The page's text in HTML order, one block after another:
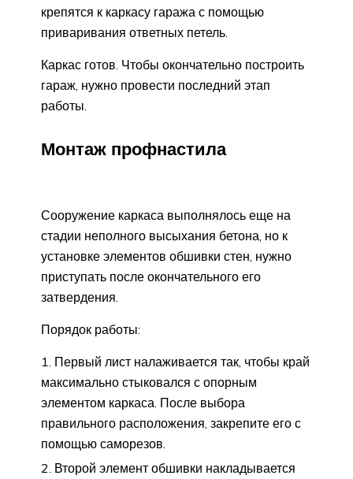
крепятся к каркасу гаража с помощью
приваривания ответных петель.
Каркас готов. Чтобы окончательно построить
гараж, нужно провести последний этап
работы.
Монтаж профнастила
Сооружение каркаса выполнялось еще на
стадии неполного высыхания бетона, но к
установке элементов обшивки стен, нужно
приступать после окончательного его
затвердения.
Порядок работы:
Первый лист налаживается так, чтобы край
максимально стыковался с опорным
элементом каркаса. После выбора
правильного расположения, закрепите его с
помощью саморезов.
Второй элемент обшивки накладывается